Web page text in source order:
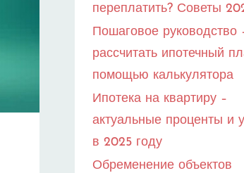
переплатить? Советы
Пошаговое руководство
рассчитать ипотечный
помощью калькулятора
Ипотека на квартиру –
актуальные проценты и
в 2025 году
Обременение объектов